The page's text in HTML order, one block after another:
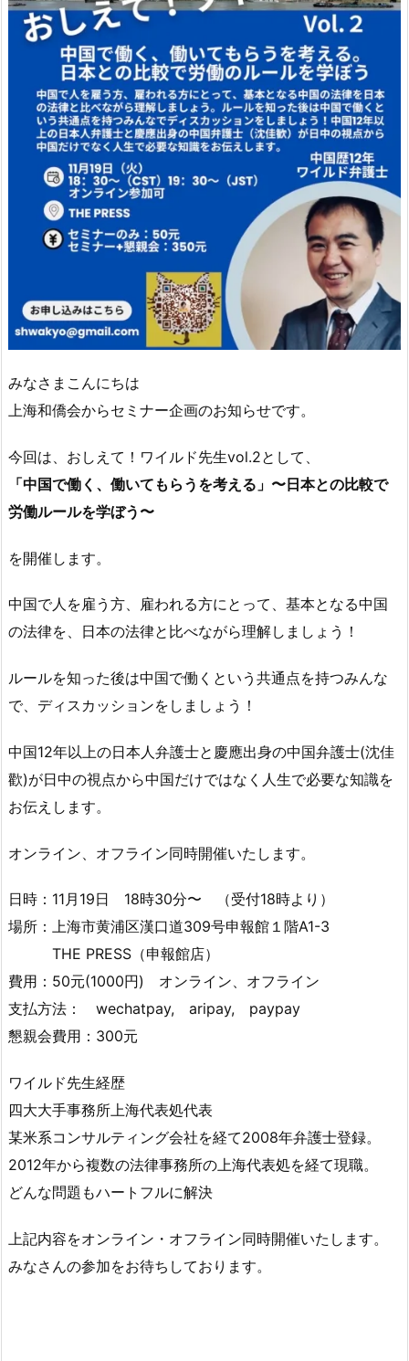
みなさまこんにちは
上海和僑会からセミナー企画のお知らせです。
今回は、おしえて！ワイルド先生vol.2として、
「中国で働く、働いてもらうを考える」〜日本との比較で
労働ルールを学ぼう〜
を開催します。
中国で人を雇う方、雇われる方にとって、基本となる中国
の法律を、日本の法律と比べながら理解しましょう！
ルールを知った後は中国で働くという共通点を持つみんな
で、ディスカッションをしましょう！
中国12年以上の日本人弁護士と慶應出身の中国弁護士(沈佳
歡)が日中の視点から中国だけではなく人生で必要な知識を
お伝えします。
オンライン、オフライン同時開催いたします。
日時：11月19日 18時30分〜 （受付18時より）
場所：上海市黄浦区漢口道309号申報館１階A1-3
THE PRESS（申報館店）
費用：50元(1000円) オンライン、オフライン
支払方法： wechatpay, aripay, paypay
懇親会費用：300元
ワイルド先生経歴
四大大手事務所上海代表処代表
某米系コンサルティング会社を経て2008年弁護士登録。
2012年から複数の法律事務所の上海代表処を経て現職。
どんな問題もハートフルに解決
上記内容をオンライン・オフライン同時開催いたします。
みなさんの参加をお待ちしております。